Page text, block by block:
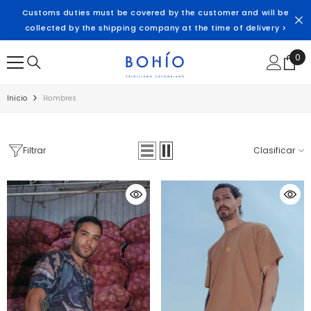
SALTAR AL CONTENIDO
Customs duties must be covered by the customer and will be
collected by the shipping company at the time of delivery >
0
0
Inicio Hombres
Filtrar Clasificar